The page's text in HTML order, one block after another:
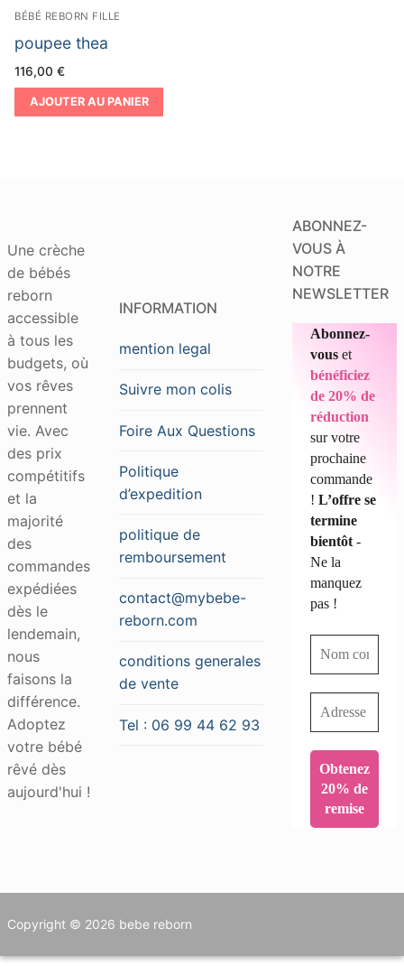
BÉBÉ REBORN FILLE
poupee thea
116,00 €
AJOUTER AU PANIER
Une crèche
de bébés
reborn
accessible
à tous les
budgets, où
vos rêves
prennent
vie. Avec
des prix
compétitifs
et la
majorité
des
commandes
expédiées
dès le
lendemain,
nous
faisons la
différence.
Adoptez
votre bébé
rêvé dès
aujourd'hui !
INFORMATION
mention legal
Suivre mon colis
Foire Aux Questions
Politique
d’expedition
politique de
remboursement
contact@mybebe-
reborn.com
conditions generales
de vente
Tel : 06 99 44 62 93
ABONNEZ-
VOUS À
NOTRE
NEWSLETTER
Abonnez-
vous et
bénéficiez
de 20% de
réduction
sur votre
prochaine
commande
! L’offre se
termine
bientôt-
Ne la
manquez
pas !
Copyright © 2026 bebe reborn